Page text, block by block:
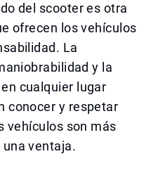
del scooter es otra
ofrecen los vehículos
La
y la
cualquier lugar
conocer y respetar
vehículos son más
ventaja.